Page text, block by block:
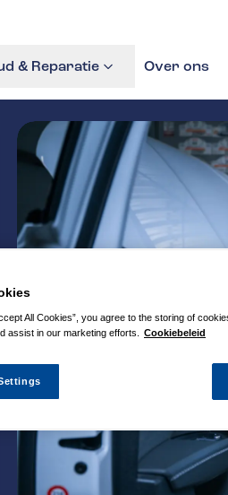
& Reparatie Over ons
All Cookies”, you agree to the storing of
assist in our marketing efforts.
Cookiebeleid